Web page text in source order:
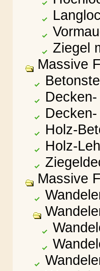
Ziegel
Massive
Holz-
Holz-
Massive